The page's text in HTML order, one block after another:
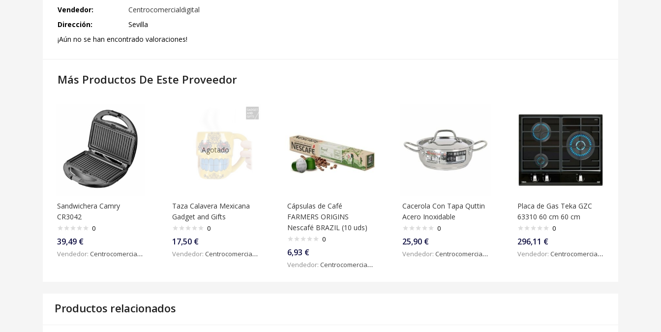
Vendedor:
Centrocomercialdigital
Dirección:
Sevilla
¡Aún no se han encontrado valoraciones!
Más Productos De Este Proveedor
Sandwichera Camry
CR3042
0
39,49 €
Vendedor: Centrocomercialdigital
Agotado
Taza Calavera Mexicana
Gadget and Gifts
0
17,50 €
Vendedor: Centrocomercialdigital
Cápsulas de Café
FARMERS ORIGINS
Nescafé BRAZIL (10 uds)
0
6,93 €
Vendedor: Centrocomercialdigital
Cacerola Con Tapa Quttin
Acero Inoxidable
0
25,90 €
Vendedor: Centrocomercialdigital
Placa de Gas Teka GZC
63310 60 cm 60 cm
0
296,11 €
Vendedor: Centrocomercialdigital
Productos relacionados